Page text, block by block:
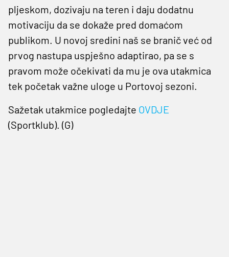
pljeskom, dozivaju na teren i daju dodatnu
motivaciju da se dokaže pred domaćom
publikom. U novoj sredini naš se branič već od
prvog nastupa uspješno adaptirao, pa se s
pravom može očekivati da mu je ova utakmica
tek početak važne uloge u Portovoj sezoni.
Sažetak utakmice pogledajte OVDJE
(Sportklub). (G)